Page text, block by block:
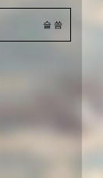
슬 씀